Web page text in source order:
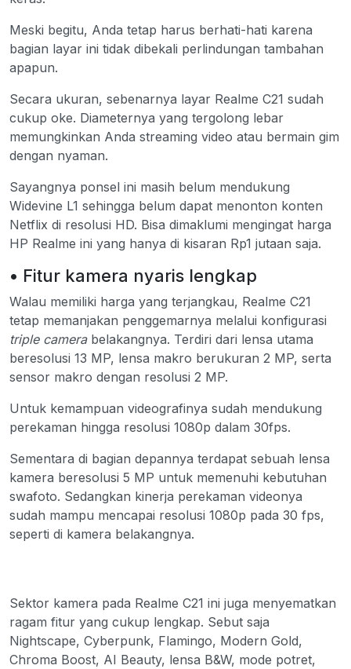
Meski begitu, Anda tetap harus berhati-hati karena
bagian layar ini tidak dibekali perlindungan tambahan
apapun.
Secara ukuran, sebenarnya layar Realme C21 sudah
cukup oke. Diameternya yang tergolong lebar
memungkinkan Anda streaming video atau bermain gim
dengan nyaman.
Sayangnya ponsel ini masih belum mendukung
Widevine L1 sehingga belum dapat menonton konten
Netflix di resolusi HD. Bisa dimaklumi mengingat harga
HP Realme ini yang hanya di kisaran Rp1 jutaan saja.
• Fitur kamera nyaris lengkap
Walau memiliki harga yang terjangkau, Realme C21
tetap memanjakan penggemarnya melalui konfigurasi
triple camerabelakangnya. Terdiri dari lensa utama
beresolusi 13 MP, lensa makro berukuran 2 MP, serta
sensor makro dengan resolusi 2 MP.
Untuk kemampuan videografinya sudah mendukung
perekaman hingga resolusi 1080p dalam 30fps.
Sementara di bagian depannya terdapat sebuah lensa
kamera beresolusi 5 MP untuk memenuhi kebutuhan
swafoto. Sedangkan kinerja perekaman videonya
sudah mampu mencapai resolusi 1080p pada 30 fps,
seperti di kamera belakangnya.
Sektor kamera pada Realme C21 ini juga menyematkan
ragam fitur yang cukup lengkap. Sebut saja
Nightscape, Cyberpunk, Flamingo, Modern Gold,
Chroma Boost, AI Beauty, lensa B&W, mode potret,